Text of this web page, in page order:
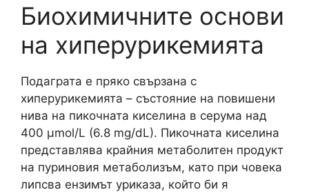
Биохимичните основи
на хиперурикемията
Подаграта е пряко свързана с
хиперурикемията – състояние на повишени
нива на пикочната киселина в серума над
400 μmol/L (6.8 mg/dL). Пикочната киселина
представлява крайния метаболитен продукт
на пуриновия метаболизъм, като при човека
липсва ензимът уриказа, който би я